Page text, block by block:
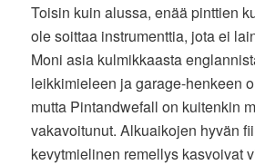
Toisin kuin alussa, enää pinttien
ole soittaa instrumenttia, jota ei
Moni asia kulmikkaasta
leikkimieleen ja garage-henkeen
mutta Pintandwefall on kuitenkin
vakavoitunut. Alkuaikojen hyvän
kevytmielinen remellys kasvoivat